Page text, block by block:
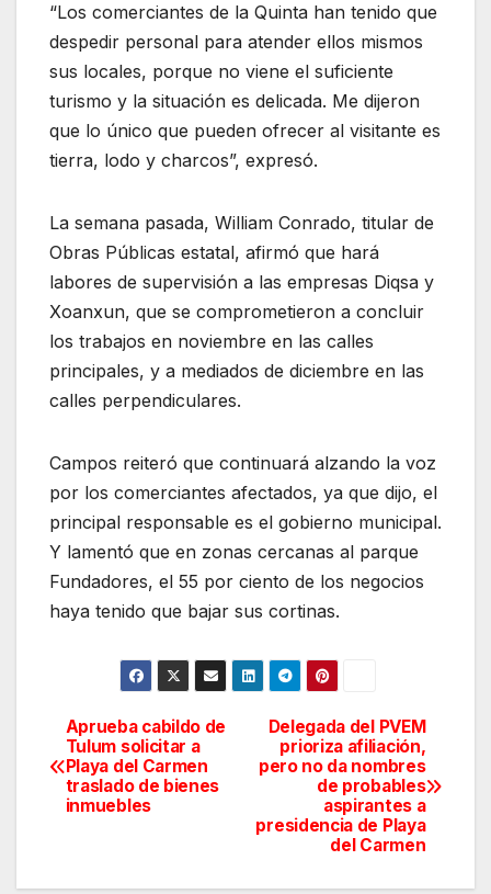
“Los comerciantes de la Quinta han tenido que
despedir personal para atender ellos mismos
sus locales, porque no viene el suficiente
turismo y la situación es delicada. Me dijeron
que lo único que pueden ofrecer al visitante es
tierra, lodo y charcos”, expresó.
La semana pasada, William Conrado, titular de
Obras Públicas estatal, afirmó que hará
labores de supervisión a las empresas Diqsa y
Xoanxun, que se comprometieron a concluir
los trabajos en noviembre en las calles
principales, y a mediados de diciembre en las
calles perpendiculares.
Campos reiteró que continuará alzando la voz
por los comerciantes afectados, ya que dijo, el
principal responsable es el gobierno municipal.
Y lamentó que en zonas cercanas al parque
Fundadores, el 55 por ciento de los negocios
haya tenido que bajar sus cortinas.
Navegación
de
Delegada del PVEM
prioriza afiliación,
pero no da nombres
de probables
aspirantes a
presidencia de Playa
del Carmen
Aprueba cabildo de
Tulum solicitar a
Playa del Carmen
traslado de bienes
inmuebles